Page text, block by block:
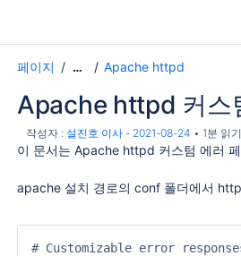
페이지 … Apache httpd
Apache httpd 커스
작성자 : 설진호 이사 - 2021-08-24 1분 읽기
이 문서는 Apache httpd 커스텀 에러
apache 설치 경로의 conf 폴더에서
# Customizable error